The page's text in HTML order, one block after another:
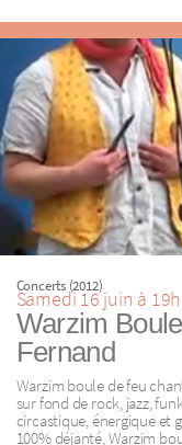
Concerts (2012)
Samedi 16 juin à 19h
Warzim
Fernand
Warzim boule de feu
sur fond de rock, jazz,
circastique, énergique et
100% déjanté, Warzim